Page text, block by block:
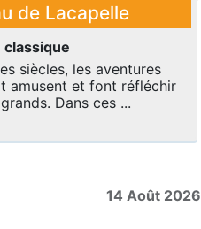
de Lacapelle
classique
siècles, les aventures
amusent et font réfléchir
Dans ces ...
14 Août 2026